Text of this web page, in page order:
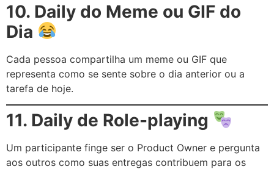
10. Daily do Meme ou GIF do
Dia
Cada pessoa compartilha um meme ou GIF que
representa como se sente sobre o dia anterior ou a
tarefa de hoje.
11. Daily de Role-playing
Um participante finge ser o Product Owner e pergunta
aos outros como suas entregas contribuem para os